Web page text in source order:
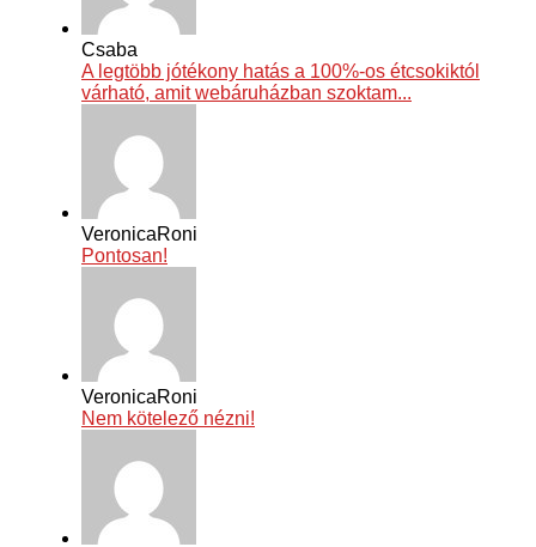
Csaba
A legtöbb jótékony hatás a 100%-os étcsokiktól
várható, amit webáruházban szoktam...
VeronicaRoni
Pontosan!
VeronicaRoni
Nem kötelező nézni!